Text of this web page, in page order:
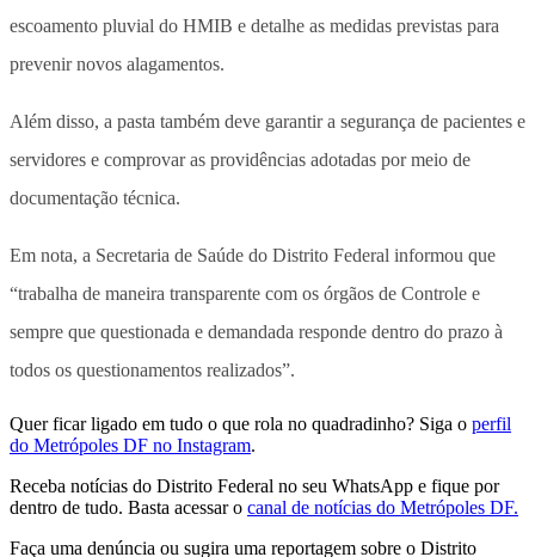
escoamento pluvial do HMIB e detalhe as medidas previstas para
prevenir novos alagamentos.
Além disso, a pasta também deve garantir a segurança de pacientes e
servidores e comprovar as providências adotadas por meio de
documentação técnica.
Em nota, a Secretaria de Saúde do Distrito Federal informou que
“trabalha de maneira transparente com os órgãos de Controle e
sempre que questionada e demandada responde dentro do prazo à
todos os questionamentos realizados”.
Quer ficar ligado em tudo o que rola no quadradinho? Siga o perfil
do Metrópoles DF no Instagram.
Receba notícias do Distrito Federal no seu WhatsApp e fique por
dentro de tudo. Basta acessar o canal de notícias do Metrópoles DF.
Faça uma denúncia ou sugira uma reportagem sobre o Distrito